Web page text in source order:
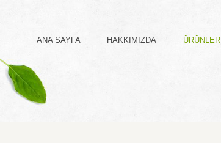
ANA SAYFA HAKKIMIZDA ÜRÜNLER